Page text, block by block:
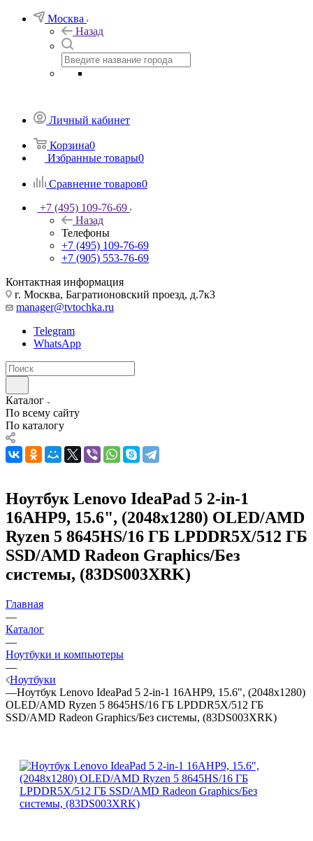
Москва
Назад
Личный кабинет
Корзина0
Избранные товары0
Сравнение товаров0
+7 (495) 109-76-69
Назад
Телефоны
+7 (495) 109-76-69
+7 (905) 553-76-69
Контактная информация
г. Москва, Багратионовский проезд, д.7к3
manager@tvtochka.ru
Telegram
WhatsApp
Каталог
По всему сайту
По каталогу
Ноутбук Lenovo IdeaPad 5 2-in-1
16AHP9, 15.6", (2048x1280) OLED/AMD
Ryzen 5 8645HS/16 ГБ LPDDR5X/512 ГБ
SSD/AMD Radeon Graphics/Без
системы, (83DS003XRK)
Главная
—
Каталог
—
Ноутбуки и компьютеры
—
Ноутбуки
—Ноутбук Lenovo IdeaPad 5 2-in-1 16AHP9, 15.6", (2048x1280)
OLED/AMD Ryzen 5 8645HS/16 ГБ LPDDR5X/512 ГБ
SSD/AMD Radeon Graphics/Без системы, (83DS003XRK)